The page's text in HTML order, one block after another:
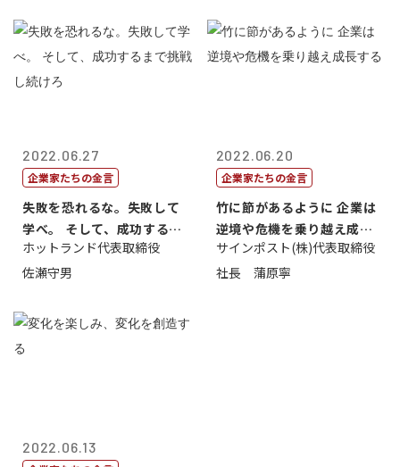
2022.06.27
企業家たちの金言
失敗を恐れるな。失敗して
学べ。 そして、成功するま
で挑戦し続...
ホットランド代表取締役
佐瀬守男
2022.06.20
企業家たちの金言
竹に節があるように 企業は
逆境や危機を乗り越え成長
する
サインポスト(株)代表取締役
社長 蒲原寧
2022.06.13